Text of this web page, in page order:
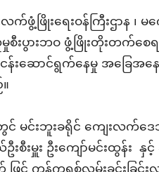
ြိုးရေးဝန်ကြီးဌာန ၊ မ
စီးပွားဘဝ ဖွံ့ဖြိုးတိုးတက်စ
းဆောင်ရွက်နေမှု အခြေအနေ
င် မင်းဘူးခရိုင် ကျေးလက်ဒေ
းစီးမှူး ဦးကျော်မင်းထွန်း
ဖြင့် ကွန်ကရစ်လမ်းခင်းခြင်